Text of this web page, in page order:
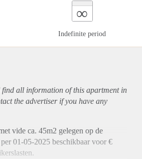
∞
Indefinite period
all information of this apartmentin
the advertiser if you have any
vide ca. 45m2 gelegen op de
01-05-2025 beschikbaar voor €